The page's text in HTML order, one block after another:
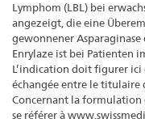
Lymphom (LBL) bei
angezeigt, die eine
gewonnener Asparaginase
Enrylaze ist bei Patienten
L’indication doit figurer ici
échangée entre le titulaire
Concernant la formulation
se référer à